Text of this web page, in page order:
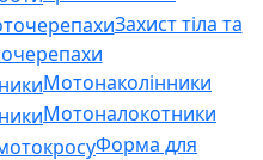
Захист тіла та
Мотонаколінники
Мотоналокотники
Форма для